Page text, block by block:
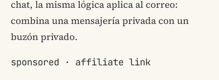
chat, la misma lógica aplica al correo:
combina una mensajería privada con un
buzón privado.
sponsored · affiliate link